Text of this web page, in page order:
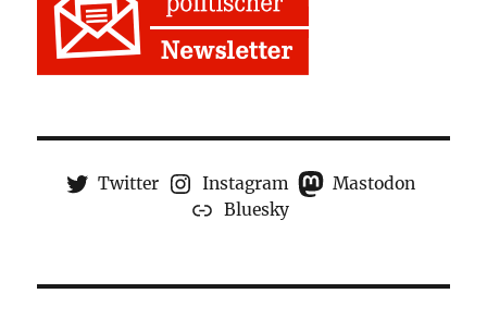
Twitter Instagram
Mastodon
Bluesky